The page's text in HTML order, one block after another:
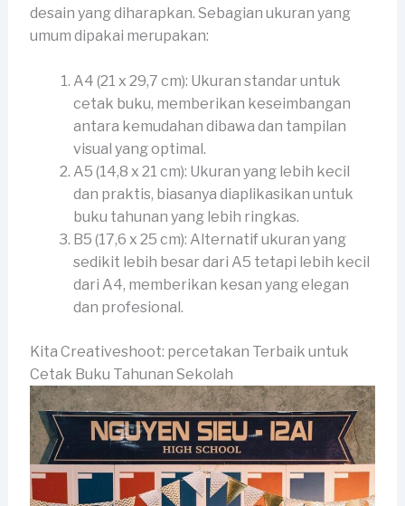
desain yang diharapkan. Sebagian ukuran yang
umum dipakai merupakan:
A4 (21 x 29,7 cm): Ukuran standar untuk
cetak buku, memberikan keseimbangan
antara kemudahan dibawa dan tampilan
visual yang optimal.
A5 (14,8 x 21 cm): Ukuran yang lebih kecil
dan praktis, biasanya diaplikasikan untuk
buku tahunan yang lebih ringkas.
B5 (17,6 x 25 cm): Alternatif ukuran yang
sedikit lebih besar dari A5 tetapi lebih kecil
dari A4, memberikan kesan yang elegan
dan profesional.
Kita Creativeshoot: percetakan Terbaik untuk
Cetak Buku Tahunan Sekolah